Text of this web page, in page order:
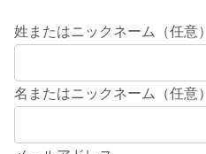
姓またはニックネーム（任意）
名またはニックネーム（任意）